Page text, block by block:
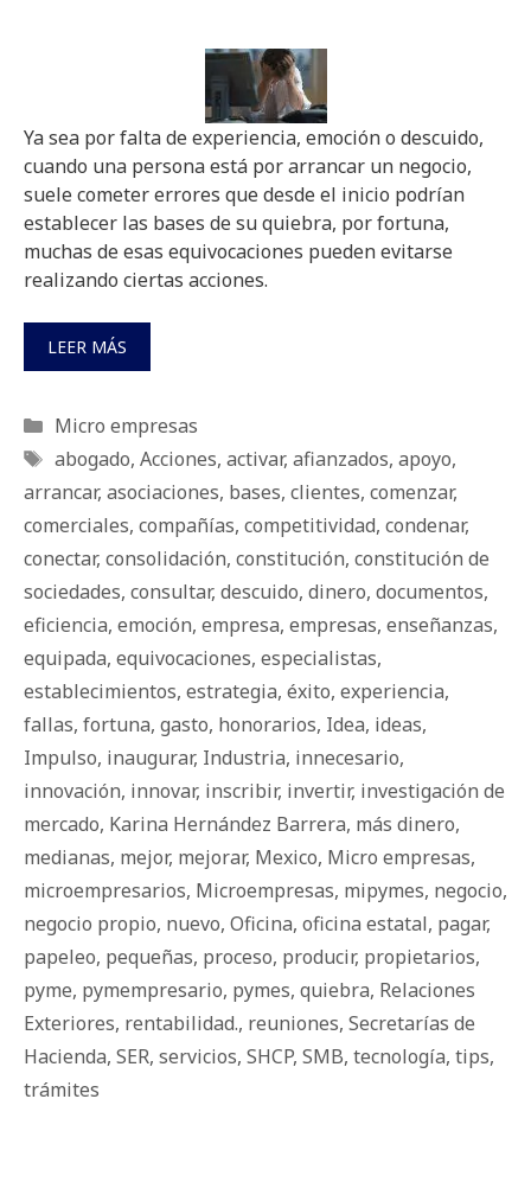
Ya sea por falta de experiencia, emoción o descuido,
cuando una persona está por arrancar un negocio,
suele cometer errores que desde el inicio podrían
establecer las bases de su quiebra, por fortuna,
muchas de esas equivocaciones pueden evitarse
realizando ciertas acciones.
LEER MÁS
Categorías
Micro empresas
Etiquetas
abogado, Acciones, activar, afianzados, apoyo,
arrancar, asociaciones, bases, clientes, comenzar,
comerciales, compañías, competitividad, condenar,
conectar, consolidación, constitución, constitución de
sociedades, consultar, descuido, dinero, documentos,
eficiencia, emoción, empresa, empresas, enseñanzas,
equipada, equivocaciones, especialistas,
establecimientos, estrategia, éxito, experiencia,
fallas, fortuna, gasto, honorarios, Idea, ideas,
Impulso, inaugurar, Industria, innecesario,
innovación, innovar, inscribir, invertir, investigación de
mercado, Karina Hernández Barrera, más dinero,
medianas, mejor, mejorar, Mexico, Micro empresas,
microempresarios, Microempresas, mipymes, negocio,
negocio propio, nuevo, Oficina, oficina estatal, pagar,
papeleo, pequeñas, proceso, producir, propietarios,
pyme, pymempresario, pymes, quiebra, Relaciones
Exteriores, rentabilidad., reuniones, Secretarías de
Hacienda, SER, servicios, SHCP, SMB, tecnología, tips,
trámites